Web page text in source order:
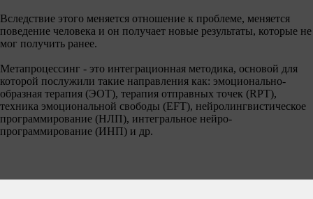
Вследствие этого меняется отношение к проблеме, меняется
поведение человека и он получает новые результаты, которые не
мог получить ранее.
Метапроцессинг - это интеграционная методика, основой для
которой послужили такие направления как: эмоционально-
образная терапия (ЭОТ), терапия отправных точек (RPT),
техника эмоциональной свободы (EFT), нейролингвистическое
программирование (НЛП), интегральное нейро-
программирование (ИНП) и др.